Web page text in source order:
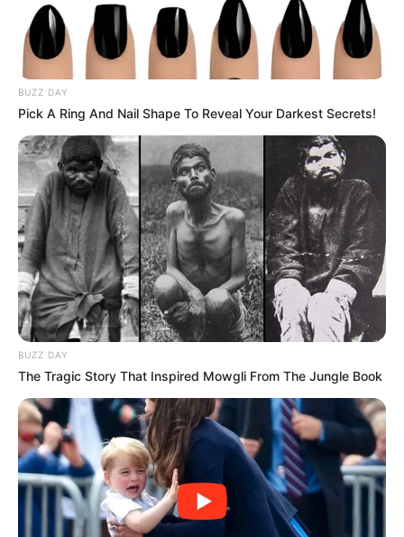
BUZZ DAY
Pick A Ring And Nail Shape To Reveal Your Darkest Secrets!
BUZZ DAY
The Tragic Story That Inspired Mowgli From The Jungle Book